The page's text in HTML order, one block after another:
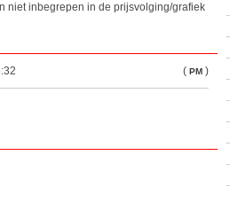
niet inbegrepen in de prijsvolging/grafiek
( PM )